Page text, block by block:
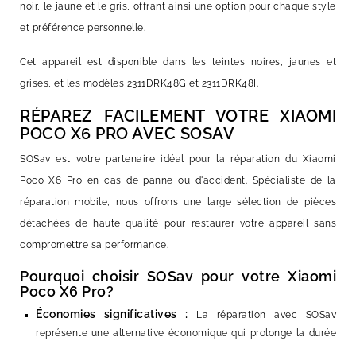
noir, le jaune et le gris, offrant ainsi une option pour chaque style
et préférence personnelle.
Cet appareil est disponible dans les teintes noires, jaunes et
grises, et les modèles 2311DRK48G et 2311DRK48I.
RÉPAREZ FACILEMENT VOTRE XIAOMI
POCO X6 PRO AVEC SOSAV
SOSav est votre partenaire idéal pour la réparation du Xiaomi
Poco X6 Pro en cas de panne ou d'accident. Spécialiste de la
réparation mobile, nous offrons une large sélection de pièces
détachées de haute qualité pour restaurer votre appareil sans
compromettre sa performance.
Pourquoi choisir SOSav pour votre Xiaomi
Poco X6 Pro?
Économies significatives : La réparation avec SOSav
représente une alternative économique qui prolonge la durée